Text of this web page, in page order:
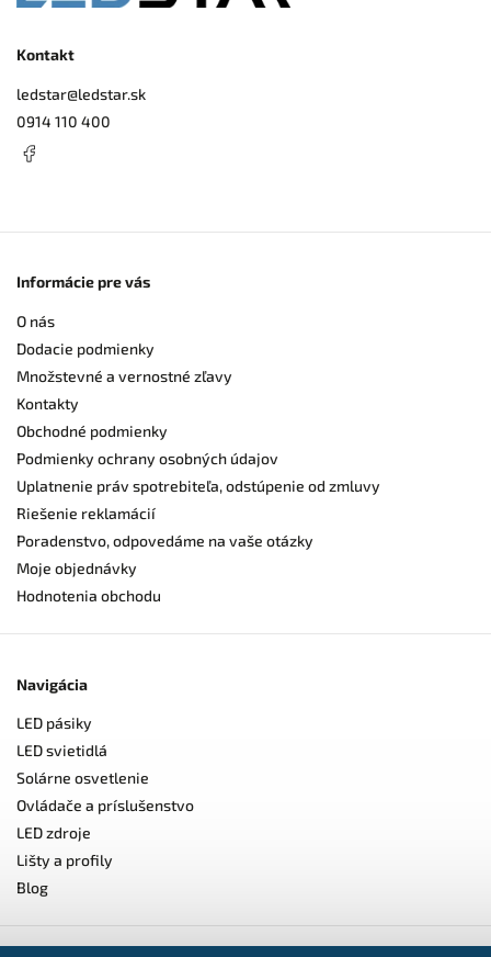
Kontakt
ledstar@ledstar.sk
0914 110 400
Informácie pre vás
O nás
Dodacie podmienky
Množstevné a vernostné zľavy
Kontakty
Obchodné podmienky
Podmienky ochrany osobných údajov
Uplatnenie práv spotrebiteľa, odstúpenie od zmluvy
Riešenie reklamácií
Poradenstvo, odpovedáme na vaše otázky
Moje objednávky
Hodnotenia obchodu
Navigácia
LED pásiky
LED svietidlá
Solárne osvetlenie
Ovládače a príslušenstvo
LED zdroje
Lišty a profily
Blog